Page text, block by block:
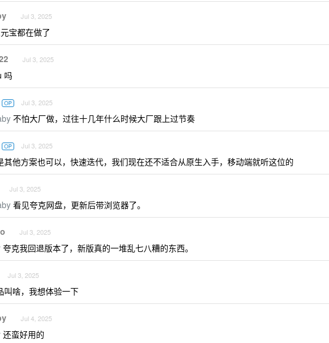
Jul 3, 2025
宝都在做了
Jul 3, 2025
吗
OP Jul 3, 2025
不怕大厂做，过往十几年什么时候大厂跟上过节奏
OP Jul 3, 2025
其他方案也可以，快速迭代，我们现在还不适合从原生入手，移动端就听这位的
Jul 3, 2025
看见夸克网盘，更新后带浏览器了。
Jul 3, 2025
夸克我回退版本了，新版真的一堆乱七八糟的东西。
Jul 3, 2025
叫啥，我想体验一下
Jul 4, 2025
还蛮好用的